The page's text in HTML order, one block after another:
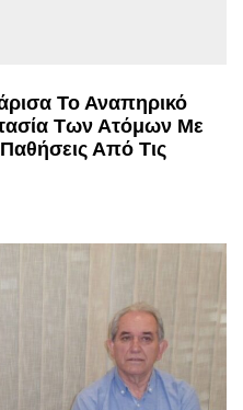
Το Αναπηρικό
Των Ατόμων Με
Από Τις